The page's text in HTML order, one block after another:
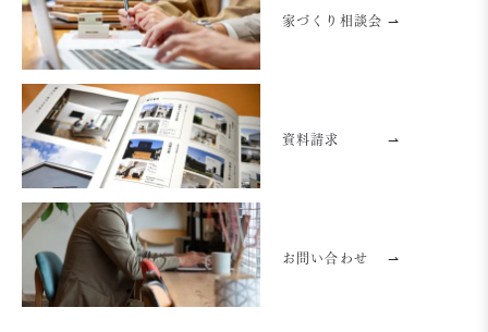
家づくり相談会 ⇀
資料請求 ⇀
お問い合わせ ⇀